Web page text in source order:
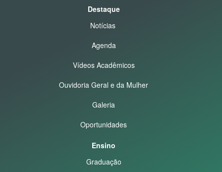
Destaque
Notícias
Agenda
Vídeos Acadêmicos
Ouvidoria Geral e da Mulher
Galeria
Oportunidades
Ensino
Graduação